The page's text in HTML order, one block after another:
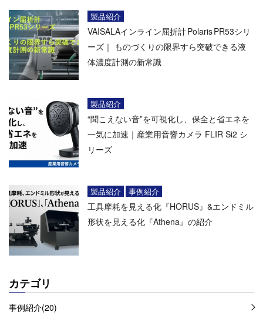
製品紹介
VAISALAインライン屈折計 Polaris PR53シリ
ーズ｜ ものづくりの限界すら突破できる液
体濃度計測の新常識
製品紹介
“聞こえない音”を可視化し、保全と省エネを
一気に加速｜産業用音響カメラ FLIR Si2 シ
リーズ
製品紹介 事例紹介
工具摩耗を見える化『HORUS』&エンドミル
形状を見える化『Athena』の紹介
カテゴリ
事例紹介(20)